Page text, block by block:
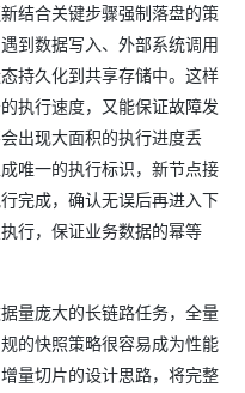
结合关键步骤强制落盘的策
到数据写入、外部系统调用
持久化到共享存储中。这样
执行速度，又能保证故障发
出现大面积的执行进度丢
唯一的执行标识，新节点接
完成，确认无误后再进入下
行，保证业务数据的幂等
量庞大的长链路任务，全量
的快照策略很容易成为性能
量切片的设计思路，将完整